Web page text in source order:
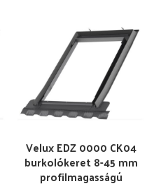
Velux EDZ 0000 CK04
burkolókeret 8-45 mm
profilmagasságú